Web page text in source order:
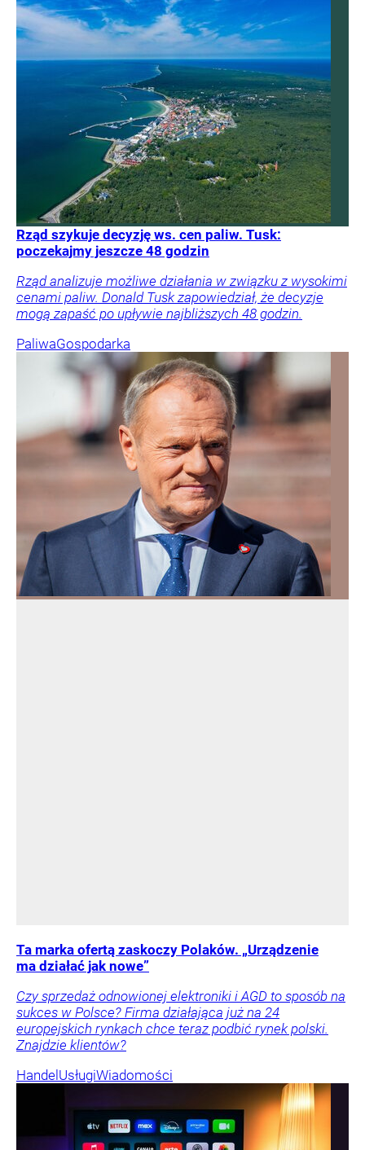
Rząd szykuje decyzję ws. cen paliw. Tusk:
poczekajmy jeszcze 48 godzin
Rząd analizuje możliwe działania w związku z wysokimi
cenami paliw. Donald Tusk zapowiedział, że decyzje
mogą zapaść po upływie najbliższych 48 godzin.
PaliwaGospodarka
Ta marka ofertą zaskoczy Polaków. „Urządzenie
ma działać jak nowe”
Czy sprzedaż odnowionej elektroniki i AGD to sposób na
sukces w Polsce? Firma działająca już na 24
europejskich rynkach chce teraz podbić rynek polski.
Znajdzie klientów?
Handel UsługiWiadomości